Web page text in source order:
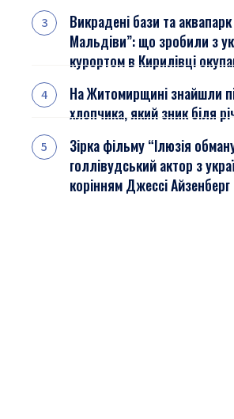
Викрадені бази та аквапарк
Мальдіви”: що зробили з
курортом в Кирилівці
На Житомирщині знайшли
хлопчика, який зник біля
Зірка фільму “Ілюзія
голлівудський актор з
корінням Джессі Айзенберг